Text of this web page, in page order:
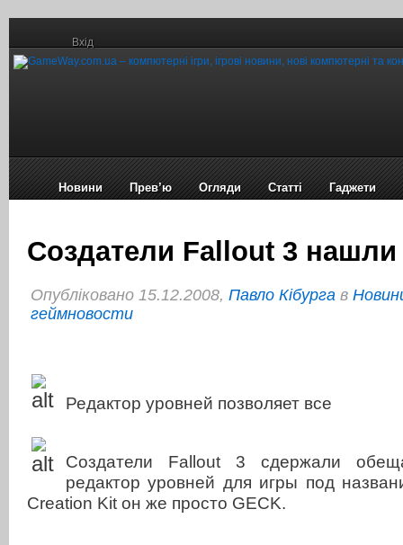
Вхід
Новини Прев’ю Огляди Статті Гаджети
Создатели Fallout 3 нашли
Опубліковано 15.12.2008, Павло Кібурга в
геймновости
Редактор уровней позволяет все
Создатели Fallout 3 сдержали
редактор уровней для игры под
Creation Kit он же просто GECK.